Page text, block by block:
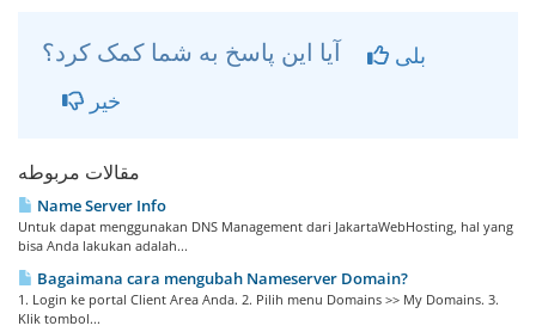
بلی
خیر
مقالات مربوطه
Name Server Info
Untuk dapat menggunakan DNS Management dari JakartaWebHosting, hal yang
bisa Anda lakukan adalah...
Bagaimana cara mengubah Nameserver Domain?
1. Login ke portal Client Area Anda. 2. Pilih menu Domains >> My Domains. 3.
Klik tombol...